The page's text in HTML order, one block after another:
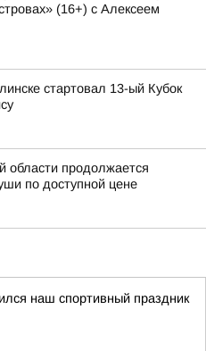
(16+) с Алексеем
стартовал 13-ый Кубок
области продолжается
по доступной цене
наш спортивный праздник